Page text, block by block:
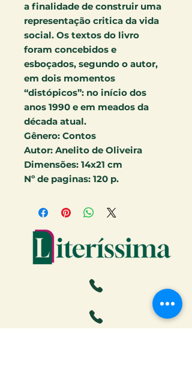
a finalidade de construir uma
representação critica da vida
social. Os textos do livro
foram concebidos e
esboçados, segundo o autor,
em dois momentos
“distópicos”: no início dos
anos 1990 e em meados da
década atual.
Gênero: Contos
Autor: Anelito de Oliveira
Dimensões: 14x21 cm
Nº de paginas: 120 p.